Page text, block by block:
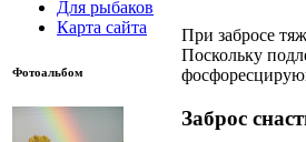
Для рыбаков
Карта сайта
Фотоальбом
При забросе
Поскольку
Заброс